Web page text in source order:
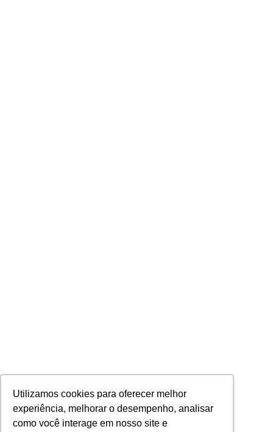
Utilizamos cookies para oferecer melhor
experiência, melhorar o desempenho, analisar
como você interage em nosso site e